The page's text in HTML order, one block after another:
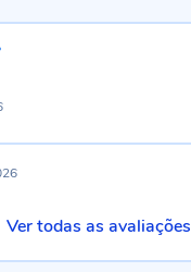
Ver todas as avaliações